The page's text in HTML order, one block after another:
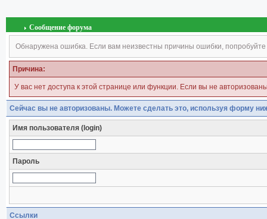
Сообщение форума
Обнаружена ошибка. Если вам неизвестны причины ошибки, попробуйте
Причина:
У вас нет доступа к этой странице или функции. Если вы не
Сейчас вы не авторизованы. Можете сделать это, используя форму
Имя пользователя (login)
Пароль
Ссылки